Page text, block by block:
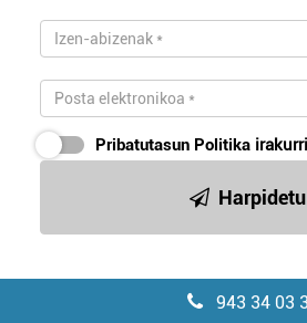
Pribatutasun Politika
Harpidetu
943 34 03